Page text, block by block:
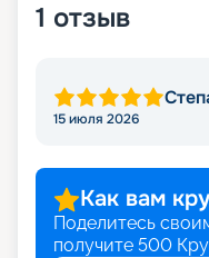
1 отзыв
15 июля 2026
Как вам
Поделитесь
получите 500